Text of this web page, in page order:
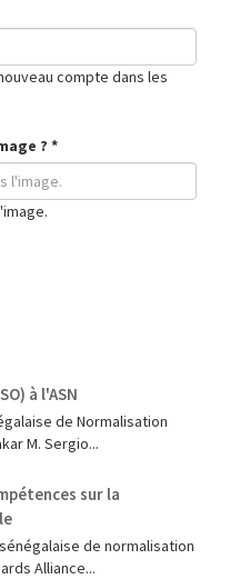
compte dans les
? *
à l'ASN
de Normalisation
M. Sergio...
sur la
de normalisation
Alliance...